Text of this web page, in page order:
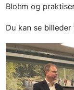
Blohm og
Du kan se